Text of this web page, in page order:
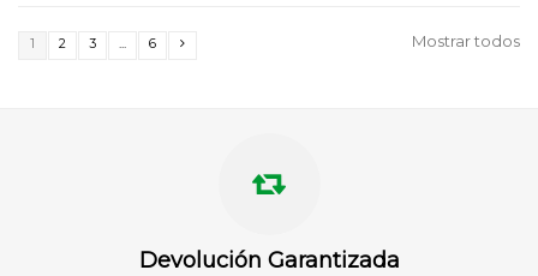
Mostrar todos
1 2 3 ... 6
Devolución Garantizada